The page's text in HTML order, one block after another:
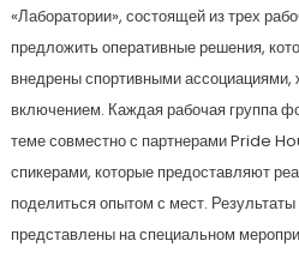
«Лаборатории», состоящей из трех
предложить оперативные решения,
внедрены спортивными
включением. Каждая рабочая группа
теме совместно с партнерами Pride
спикерами, которые предоставляют
поделиться опытом с мест.
представлены на специальном